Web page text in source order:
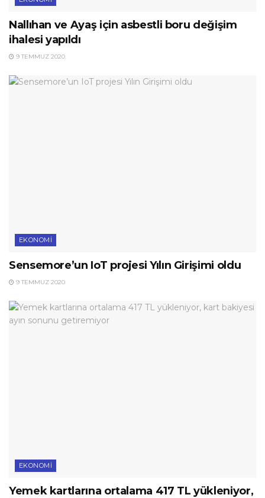
Nallıhan ve Ayaş için asbestli boru değişim
ihalesi yapıldı
9 TEMMUZ 2020
EKONOMI
Sensemore’un IoT projesi Yılın Girişimi oldu
9 TEMMUZ 2020
EKONOMI
Yemek kartlarına ortalama 417 TL yükleniyor,